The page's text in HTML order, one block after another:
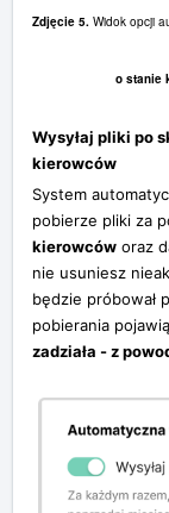
Zdjęcie 5. Widok opcji
o stanie
Wysyłaj pliki po
kierowców
System
pobierze pliki za
kierowców oraz
nie usuniesz
będzie próbował
pobierania
zadziała - z